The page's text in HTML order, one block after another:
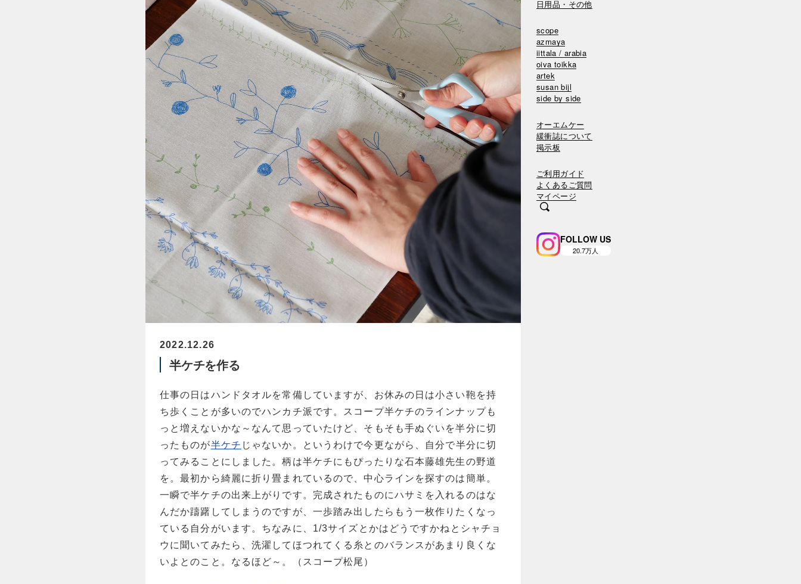
2022.12.26
半ケチを作る
仕事の日はハンドタオルを常備していますが、お休みの日は小さい鞄を持
ち歩くことが多いのでハンカチ派です。スコープ半ケチのラインナップも
っと増えないかな～なんて思っていたけど、そもそも手ぬぐいを半分に切
ったものが半ケチ じゃないか。というわけで今更ながら、自分で半分に切
ってみることにしました。柄は半ケチにもぴったりな石本藤雄先生の野道
を 。最初から綺麗に折り畳まれているので、中心ラインを探すのは簡単。
一瞬で半ケチの出来上がりです。完成されたものにハサミを入れるのはな
んだか躊躇してしまうのですが、一歩踏み出したらもう一枚作りたくなっ
ている自分がいます。ちなみに、1/3サイズとかはどうですかねとシャチョ
ウに聞いてみたら、洗濯してほつれてくる糸とのバランスがあまり良くな
いよとのこと。なるほど～。（スコープ松尾）
日用品・その他
scope
azmaya
iittala / arabia
oiva toikka
artek
susan bijl
side by side
オーエムケー
緩衝誌について
掲示板
ご利用ガイド
よくあるご質問
マイページ
FOLLOW US